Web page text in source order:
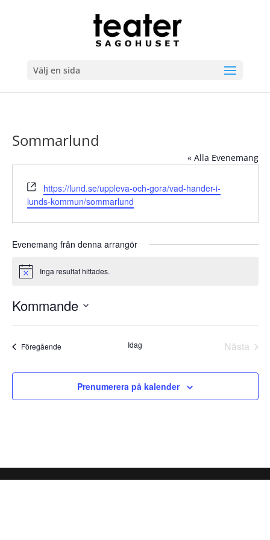
Välj en sida
Sommarlund
« Alla Evenemang
Website
https://lund.se/uppleva-och-gora/vad-hander-i-
lunds-kommun/sommarlund
Evenemang från denna arrangör
Notis Inga resultat hittades.
Kommande
FöregåendeEvenemang Idag
Nästa
Prenumerera på kalender